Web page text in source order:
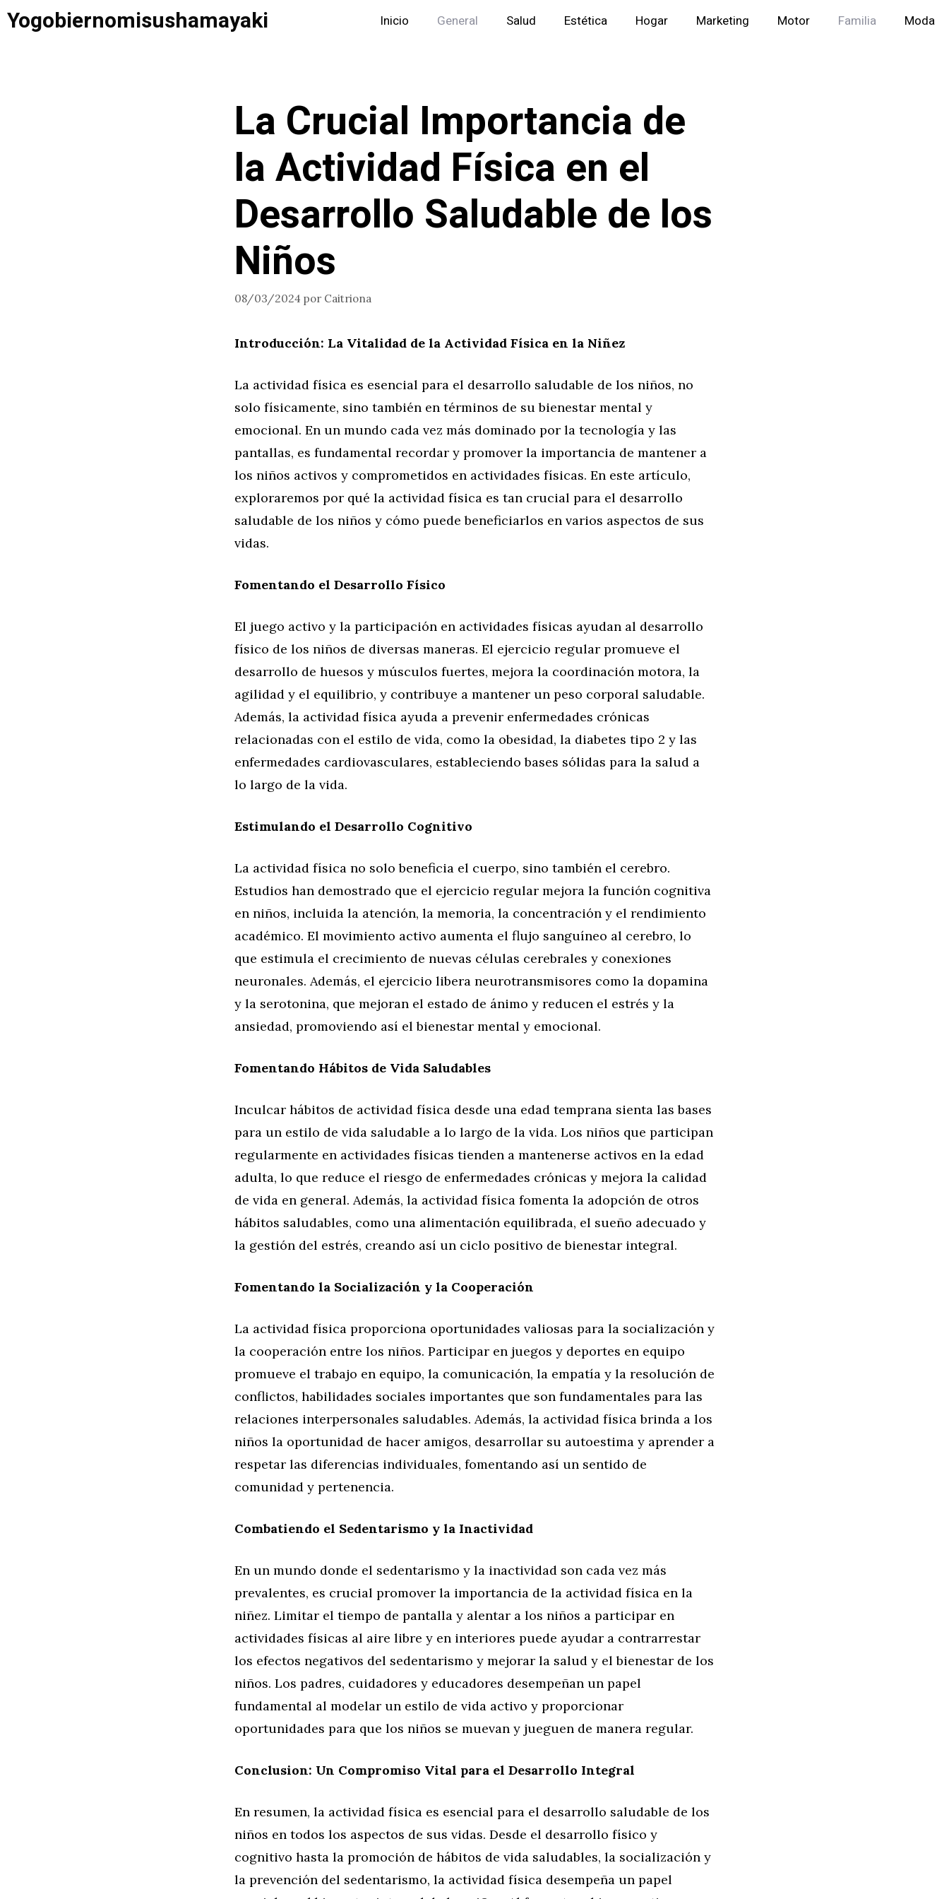
Saltar
Yogobiernomisushamayaki Inicio General Salud Estética Hogar Marketing Motor Familia Moda
La Crucial Importancia de
la Actividad Física en el
Desarrollo Saludable de los
Niños
08/03/2024 por Caitriona
Introducción: La Vitalidad de la Actividad Física en la Niñez
La actividad física es esencial para el desarrollo saludable de los niños, no
solo físicamente, sino también en términos de su bienestar mental y
emocional. En un mundo cada vez más dominado por la tecnología y las
pantallas, es fundamental recordar y promover la importancia de mantener a
los niños activos y comprometidos en actividades físicas. En este artículo,
exploraremos por qué la actividad física es tan crucial para el desarrollo
saludable de los niños y cómo puede beneficiarlos en varios aspectos de sus
vidas.
Fomentando el Desarrollo Físico
El juego activo y la participación en actividades físicas ayudan al desarrollo
físico de los niños de diversas maneras. El ejercicio regular promueve el
desarrollo de huesos y músculos fuertes, mejora la coordinación motora, la
agilidad y el equilibrio, y contribuye a mantener un peso corporal saludable.
Además, la actividad física ayuda a prevenir enfermedades crónicas
relacionadas con el estilo de vida, como la obesidad, la diabetes tipo 2 y las
enfermedades cardiovasculares, estableciendo bases sólidas para la salud a
lo largo de la vida.
Estimulando el Desarrollo Cognitivo
La actividad física no solo beneficia el cuerpo, sino también el cerebro.
Estudios han demostrado que el ejercicio regular mejora la función cognitiva
en niños, incluida la atención, la memoria, la concentración y el rendimiento
académico. El movimiento activo aumenta el flujo sanguíneo al cerebro, lo
que estimula el crecimiento de nuevas células cerebrales y conexiones
neuronales. Además, el ejercicio libera neurotransmisores como la dopamina
y la serotonina, que mejoran el estado de ánimo y reducen el estrés y la
ansiedad, promoviendo así el bienestar mental y emocional.
Fomentando Hábitos de Vida Saludables
Inculcar hábitos de actividad física desde una edad temprana sienta las bases
para un estilo de vida saludable a lo largo de la vida. Los niños que participan
regularmente en actividades físicas tienden a mantenerse activos en la edad
adulta, lo que reduce el riesgo de enfermedades crónicas y mejora la calidad
de vida en general. Además, la actividad física fomenta la adopción de otros
hábitos saludables, como una alimentación equilibrada, el sueño adecuado y
la gestión del estrés, creando así un ciclo positivo de bienestar integral.
Fomentando la Socialización y la Cooperación
La actividad física proporciona oportunidades valiosas para la socialización y
la cooperación entre los niños. Participar en juegos y deportes en equipo
promueve el trabajo en equipo, la comunicación, la empatía y la resolución de
conflictos, habilidades sociales importantes que son fundamentales para las
relaciones interpersonales saludables. Además, la actividad física brinda a los
niños la oportunidad de hacer amigos, desarrollar su autoestima y aprender a
respetar las diferencias individuales, fomentando así un sentido de
comunidad y pertenencia.
Combatiendo el Sedentarismo y la Inactividad
En un mundo donde el sedentarismo y la inactividad son cada vez más
prevalentes, es crucial promover la importancia de la actividad física en la
niñez. Limitar el tiempo de pantalla y alentar a los niños a participar en
actividades físicas al aire libre y en interiores puede ayudar a contrarrestar
los efectos negativos del sedentarismo y mejorar la salud y el bienestar de los
niños. Los padres, cuidadores y educadores desempeñan un papel
fundamental al modelar un estilo de vida activo y proporcionar
oportunidades para que los niños se muevan y jueguen de manera regular.
Conclusion: Un Compromiso Vital para el Desarrollo Integral
En resumen, la actividad física es esencial para el desarrollo saludable de los
niños en todos los aspectos de sus vidas. Desde el desarrollo físico y
cognitivo hasta la promoción de hábitos de vida saludables, la socialización y
la prevención del sedentarismo, la actividad física desempeña un papel